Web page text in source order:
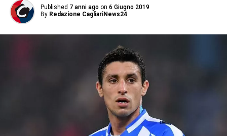
Published 7 anni ago on 6 Giugno 2019
By Redazione CagliariNews24